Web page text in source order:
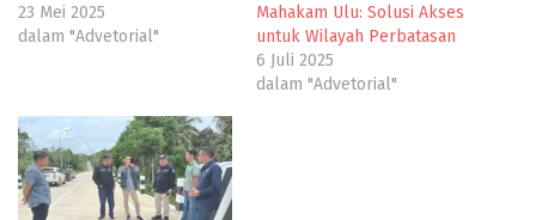
23 Mei 2025
dalam "Advetorial"
Mahakam Ulu: Solusi Akses
untuk Wilayah Perbatasan
6 Juli 2025
dalam "Advetorial"